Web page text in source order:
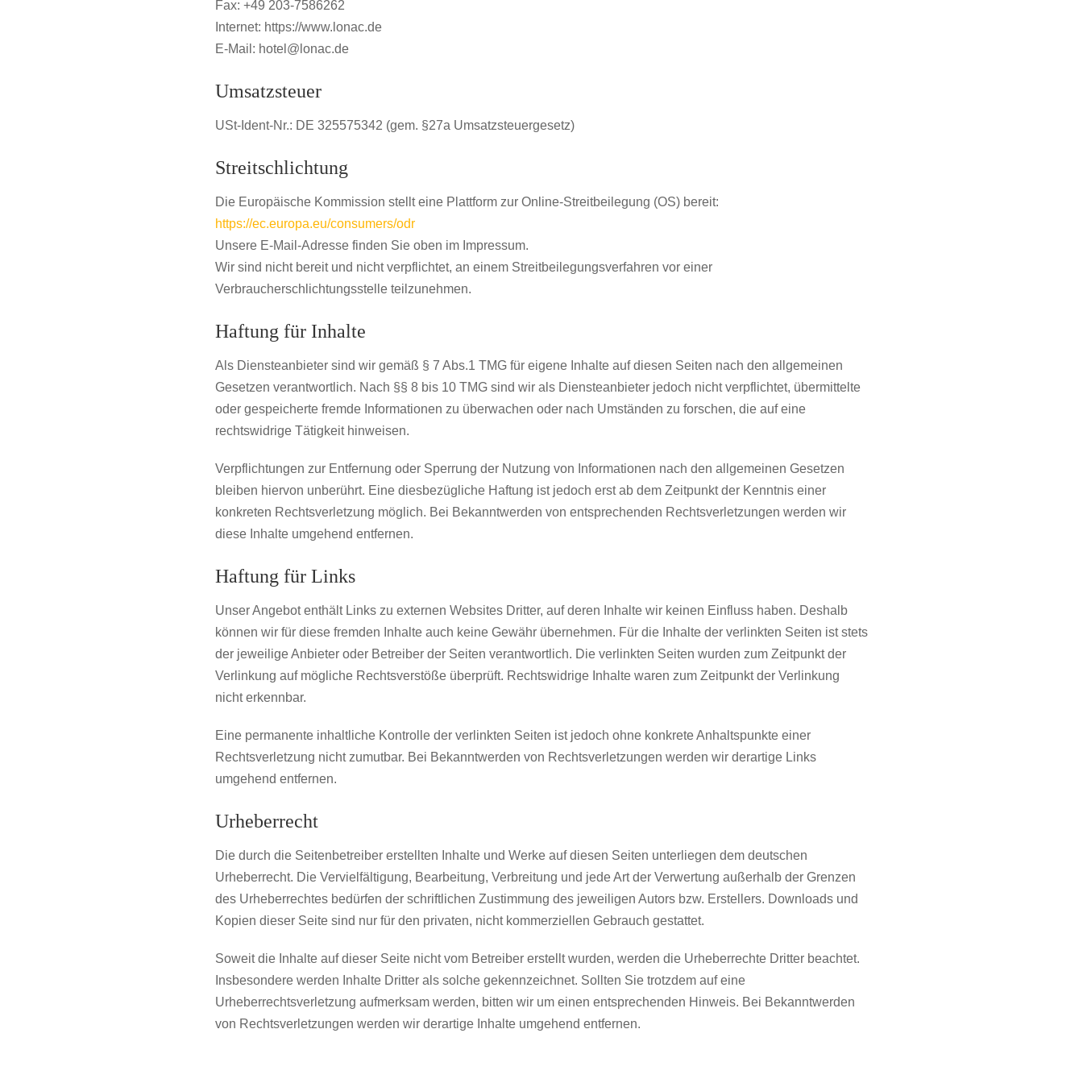
Fax: +49 203-7586262
Internet: https://www.lonac.de
E-Mail: hotel@lonac.de
Umsatzsteuer
USt-Ident-Nr.: DE 325575342 (gem. §27a Umsatzsteuergesetz)
Streitschlichtung
Die Europäische Kommission stellt eine Plattform zur Online-Streitbeilegung (OS) bereit:
https://ec.europa.eu/consumers/odr
Unsere E-Mail-Adresse finden Sie oben im Impressum.
Wir sind nicht bereit und nicht verpflichtet, an einem Streitbeilegungsverfahren vor einer
Verbraucherschlichtungsstelle teilzunehmen.
Haftung für Inhalte
Als Diensteanbieter sind wir gemäß § 7 Abs.1 TMG für eigene Inhalte auf diesen Seiten nach den allgemeinen
Gesetzen verantwortlich. Nach §§ 8 bis 10 TMG sind wir als Diensteanbieter jedoch nicht verpflichtet, übermittelte
oder gespeicherte fremde Informationen zu überwachen oder nach Umständen zu forschen, die auf eine
rechtswidrige Tätigkeit hinweisen.
Verpflichtungen zur Entfernung oder Sperrung der Nutzung von Informationen nach den allgemeinen Gesetzen
bleiben hiervon unberührt. Eine diesbezügliche Haftung ist jedoch erst ab dem Zeitpunkt der Kenntnis einer
konkreten Rechtsverletzung möglich. Bei Bekanntwerden von entsprechenden Rechtsverletzungen werden wir
diese Inhalte umgehend entfernen.
Haftung für Links
Unser Angebot enthält Links zu externen Websites Dritter, auf deren Inhalte wir keinen Einfluss haben. Deshalb
können wir für diese fremden Inhalte auch keine Gewähr übernehmen. Für die Inhalte der verlinkten Seiten ist stets
der jeweilige Anbieter oder Betreiber der Seiten verantwortlich. Die verlinkten Seiten wurden zum Zeitpunkt der
Verlinkung auf mögliche Rechtsverstöße überprüft. Rechtswidrige Inhalte waren zum Zeitpunkt der Verlinkung
nicht erkennbar.
Eine permanente inhaltliche Kontrolle der verlinkten Seiten ist jedoch ohne konkrete Anhaltspunkte einer
Rechtsverletzung nicht zumutbar. Bei Bekanntwerden von Rechtsverletzungen werden wir derartige Links
umgehend entfernen.
Urheberrecht
Die durch die Seitenbetreiber erstellten Inhalte und Werke auf diesen Seiten unterliegen dem deutschen
Urheberrecht. Die Vervielfältigung, Bearbeitung, Verbreitung und jede Art der Verwertung außerhalb der Grenzen
des Urheberrechtes bedürfen der schriftlichen Zustimmung des jeweiligen Autors bzw. Erstellers. Downloads und
Kopien dieser Seite sind nur für den privaten, nicht kommerziellen Gebrauch gestattet.
Soweit die Inhalte auf dieser Seite nicht vom Betreiber erstellt wurden, werden die Urheberrechte Dritter beachtet.
Insbesondere werden Inhalte Dritter als solche gekennzeichnet. Sollten Sie trotzdem auf eine
Urheberrechtsverletzung aufmerksam werden, bitten wir um einen entsprechenden Hinweis. Bei Bekanntwerden
von Rechtsverletzungen werden wir derartige Inhalte umgehend entfernen.